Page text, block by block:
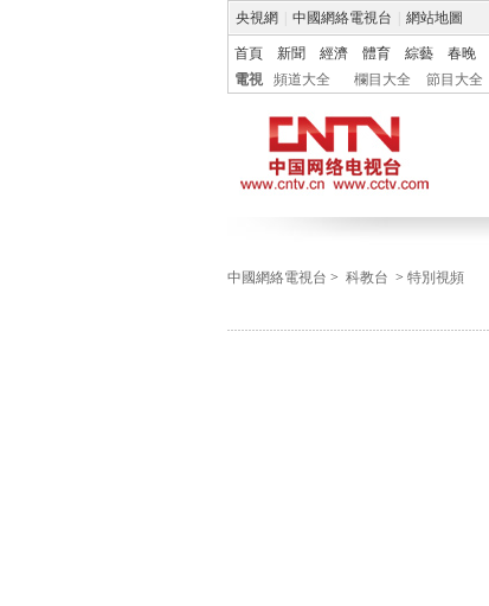
央視網 中國網絡電視台 網站地圖
首頁 新聞 經濟 體育 綜藝 春晚
電視
頻道大全 欄目大全 節目大全
中國網絡電視台 > 科教台 > 特別視頻